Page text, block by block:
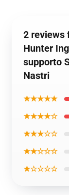
2 reviews
Hunter
supporto
Nastri
★★★★★
★★★★☆
★★★☆☆
★★☆☆☆
★☆☆☆☆